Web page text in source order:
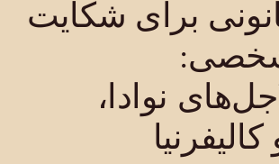
برای شکایت
نوادا،